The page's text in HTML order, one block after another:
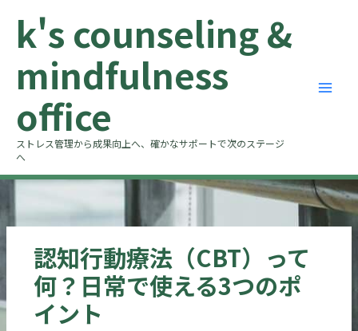
k's counseling &
mindfulness
office
ストレス管理から成果向上へ、確かなサポートで次のステージ
へ
認知行動療法（CBT）って
何？日常で使える3つのポ
イント